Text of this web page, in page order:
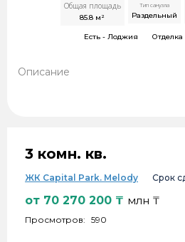
Общая площадь
85.8 м²
Тип санузла
Раздельный
Есть - Лоджия Отделка
Описание
3 комн. кв.
ЖК Capital Park. Melody Срок
от 70 270 200 ₸ млн ₸
Просмотров: 590